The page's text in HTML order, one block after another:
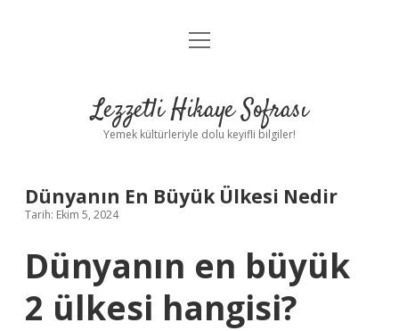
Anasayfa
Yasal Uyarı
menüyü
Lezzetli Hikaye Sofrası
Yemek kültürleriyle dolu keyifli bilgiler!
Dünyanın En Büyük Ülkesi Nedir
Tarih: Ekim 5, 2024
Dünyanın en büyük
2 ülkesi hangisi?